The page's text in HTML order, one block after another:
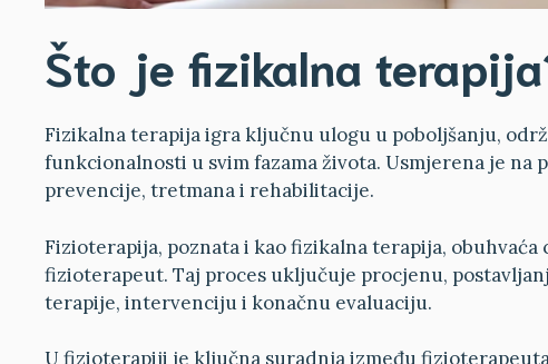
Što je fizikalna
Fizikalna terapija igra ključnu ulogu u poboljšanju,
funkcionalnosti u svim fazama života. Usmjerena je
prevencije, tretmana i rehabilitacije.
Fizioterapija, poznata i kao fizikalna terapija,
fizioterapeut. Taj proces uključuje procjenu,
terapije, intervenciju i konačnu evaluaciju.
U fizioterapiji je ključna suradnja između